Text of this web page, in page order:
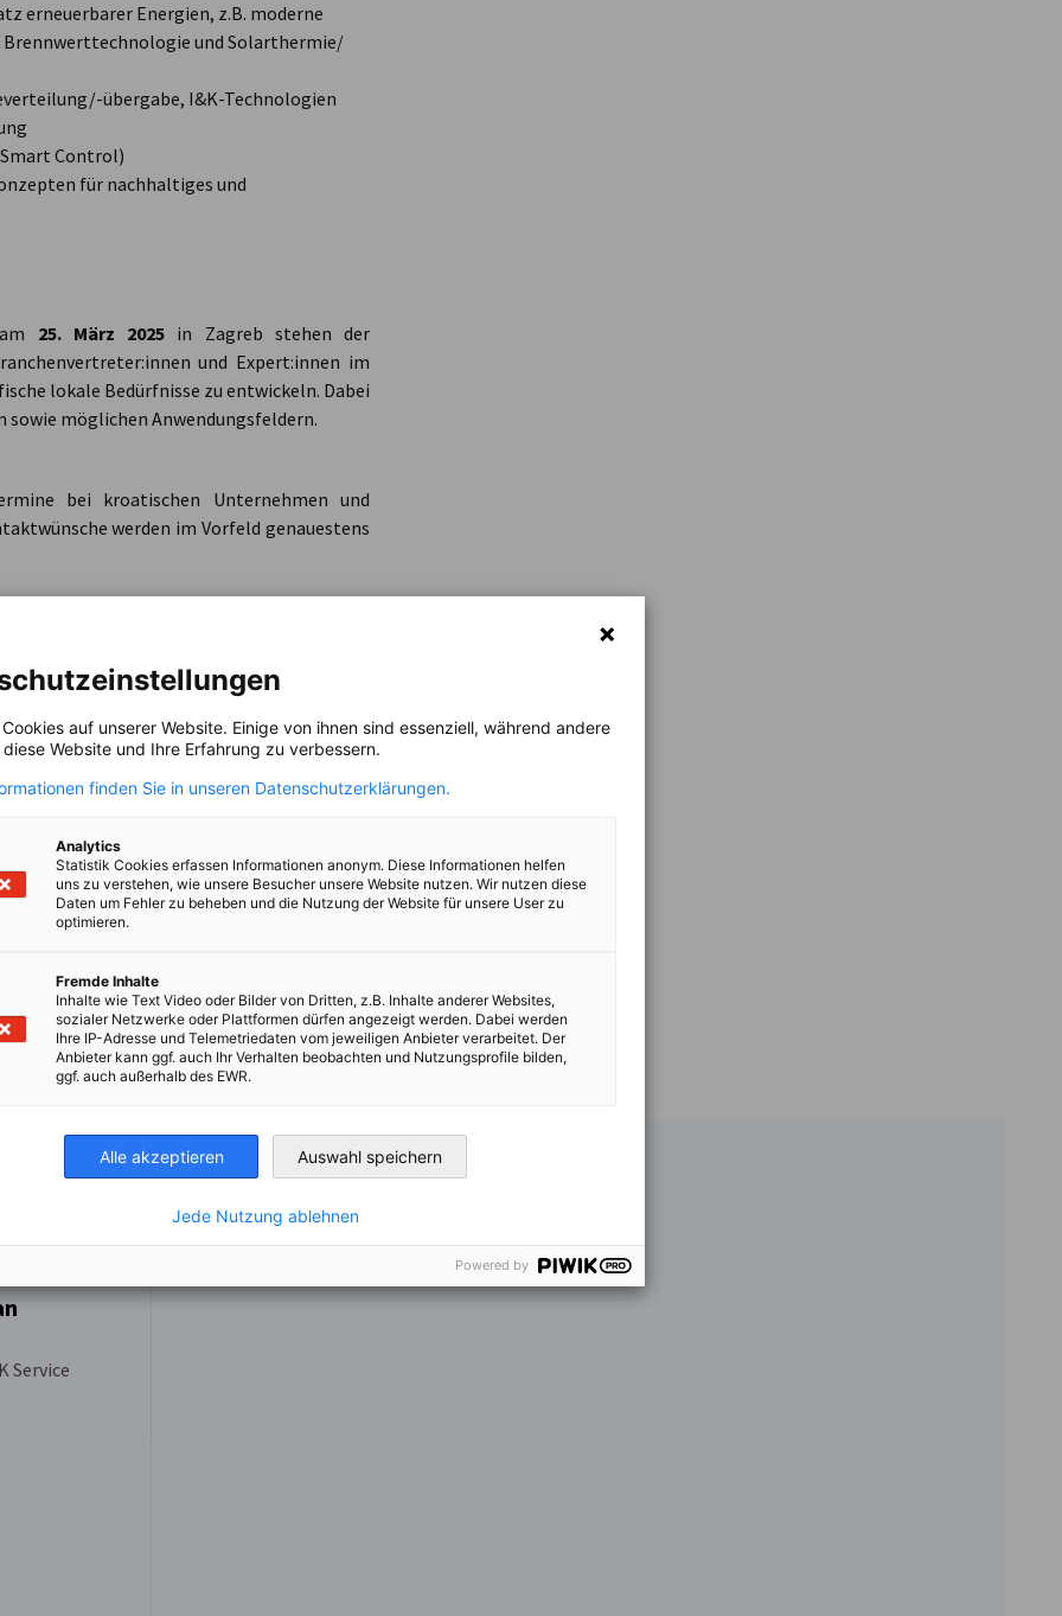
erneuerbarer Energien, z.B. moderne
und Solarthermie/
übergabe, I&K-Technologien
Control)
für nachhaltiges und
25. März 2025 in Zagreb stehen der
und Expert:innen im
lokale Bedürfnisse zu entwickeln. Dabei
sowie möglichen Anwendungsfeldern.
bei kroatischen Unternehmen und
werden im Vorfeld genauestens
vor Ort in Kroatien neue
Sie Ihr Unternehmen und
Ihren Anforderungen akquiriert werden.
AHK Kroatien fachkompetent unterstützt
Service
auf unserer Website. Einige von ihnen sind essenziell, während andere
Website und Ihre Erfahrung zu verbessern.
finden Sie in unseren Datenschutzerklärungen.
Analytics
Statistik Cookies erfassen Informationen anonym. Diese Informationen helfen
uns zu verstehen, wie unsere Besucher unsere Website nutzen. Wir nutzen diese
Daten um Fehler zu beheben und die Nutzung der Website für unsere User zu
optimieren.
Fremde Inhalte
Inhalte wie Text Video oder Bilder von Dritten, z.B. Inhalte anderer Websites,
sozialer Netzwerke oder Plattformen dürfen angezeigt werden. Dabei werden
Ihre IP-Adresse und Telemetriedaten vom jeweiligen Anbieter verarbeitet. Der
Anbieter kann ggf. auch Ihr Verhalten beobachten und Nutzungsprofile bilden,
ggf. auch außerhalb des EWR.
Alle akzeptieren Auswahl speichern
Jede Nutzung ablehnen
Powered by